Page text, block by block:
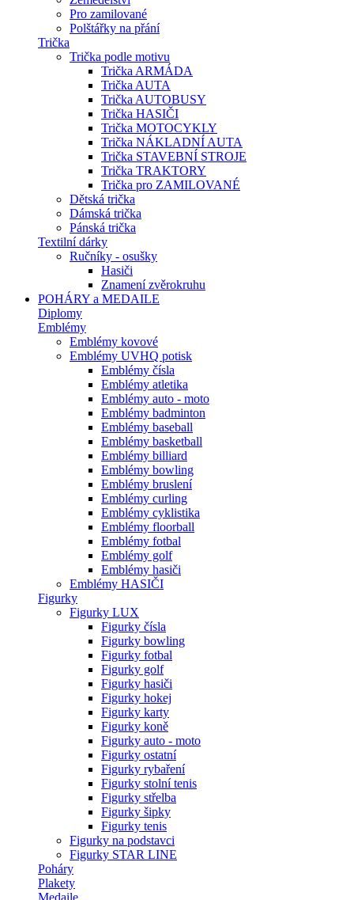
Pro zamilované
Polštářky na přání
Trička
Trička podle motivu
Trička ARMÁDA
Trička AUTA
Trička AUTOBUSY
Trička HASIČI
Trička MOTOCYKLY
Trička NÁKLADNÍ AUTA
Trička STAVEBNÍ STROJE
Trička TRAKTORY
Trička pro ZAMILOVANÉ
Dětská trička
Dámská trička
Pánská trička
Textilní dárky
Ručníky - osušky
Hasiči
Znamení zvěrokruhu
POHÁRY a MEDAILE
Diplomy
Emblémy
Emblémy kovové
Emblémy UVHQ potisk
Emblémy čísla
Emblémy atletika
Emblémy auto - moto
Emblémy badminton
Emblémy baseball
Emblémy basketball
Emblémy billiard
Emblémy bowling
Emblémy bruslení
Emblémy curling
Emblémy cyklistika
Emblémy floorball
Emblémy fotbal
Emblémy golf
Emblémy hasiči
Emblémy HASIČI
Figurky
Figurky LUX
Figurky čísla
Figurky bowling
Figurky fotbal
Figurky golf
Figurky hasiči
Figurky hokej
Figurky karty
Figurky koně
Figurky auto - moto
Figurky ostatní
Figurky rybaření
Figurky stolní tenis
Figurky střelba
Figurky šipky
Figurky tenis
Figurky na podstavci
Figurky STAR LINE
Poháry
Plakety
Medaile